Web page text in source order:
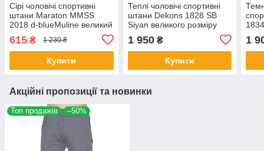
Сірі чоловічі спортивні
штани Maraton МMSS
2018 d-blueMuline великий
615 ₴ 1 230 ₴
Купити
Теплі чоловічі спортивні
штани Dekons 1828 SB
Siyan великого розміру
1 950₴
Купити
1
Акційні пропозиції та новинки
Топ продажів –50%